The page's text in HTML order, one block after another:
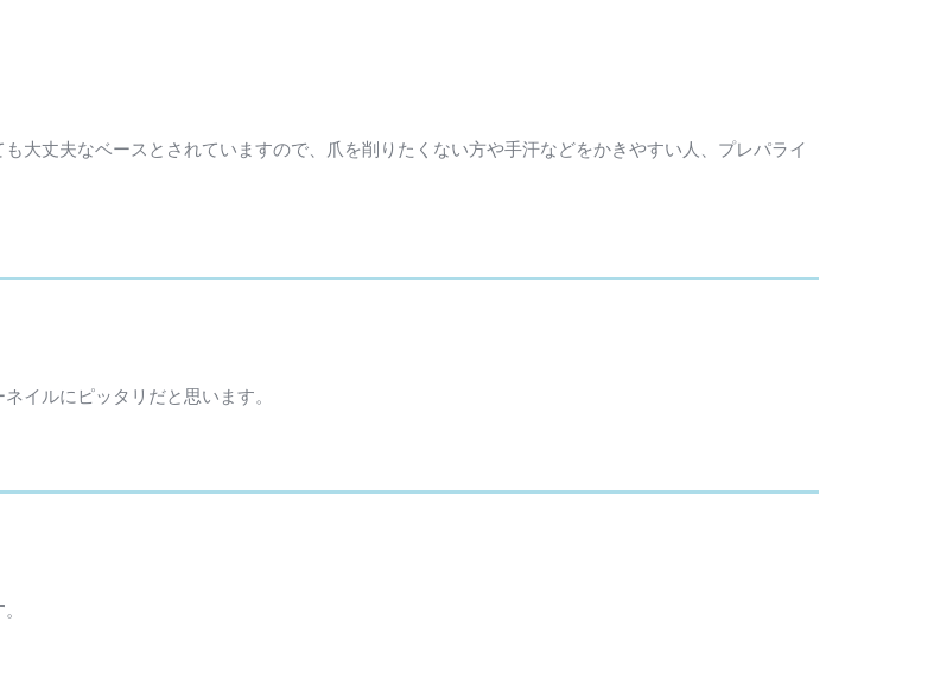
大丈夫なベースとされていますので、爪を削りたくない方や手汗などをかきやすい人、プレパライ
イルにピッタリだと思います。